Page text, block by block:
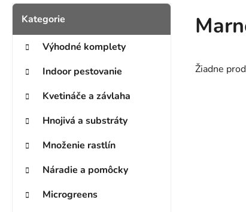
Bočný panel
Preskočiť kategórie
Kategórie
Výhodné komplety
Indoor pestovanie
Kvetináče a závlaha
Hnojivá a substráty
Množenie rastlín
Náradie a pomôcky
Microgreens
Žiadne